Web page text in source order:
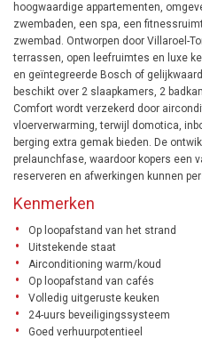
hoogwaardige appartementen,
zwembaden, een spa, een
zwembad. Ontworpen door Villaroel-
terrassen, open leefruimtes en luxe
en geïntegreerde Bosch of
beschikt over 2 slaapkamers, 2
Comfort wordt verzekerd door
vloerverwarming, terwijl domotica,
berging extra gemak bieden. De
prelaunchfase, waardoor kopers een
reserveren en afwerkingen kunnen
Kenmerken
Op loopafstand van het strand
Uitstekende staat
Airconditioning warm/koud
Op loopafstand van cafés
Volledig uitgeruste keuken
24-uurs beveiligingssysteem
Goed verhuurpotentieel